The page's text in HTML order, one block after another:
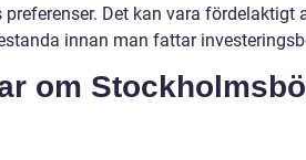
Det kan vara fördelaktigt
innan man fattar
om